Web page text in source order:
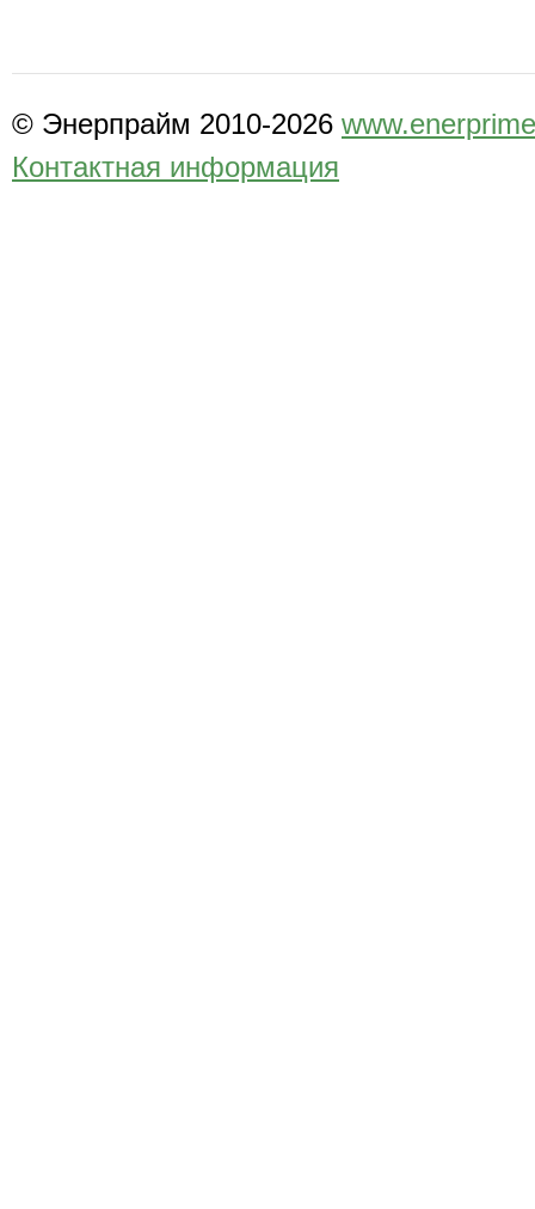
© Энерпрайм 2010-2026
Контактная информация